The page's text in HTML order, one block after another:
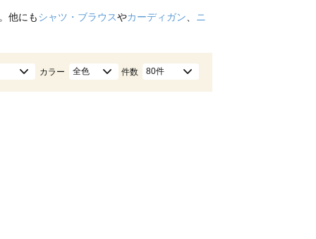
他にもシャツ・ブラウスやカーディガン
ニ
カラー 全色 件数 80件